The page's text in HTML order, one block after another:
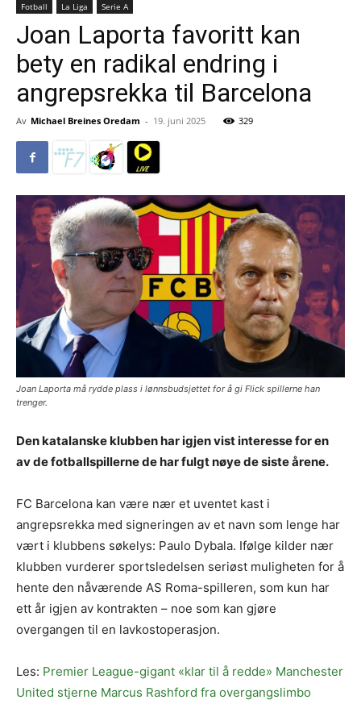
Fotball La Liga Serie A
Joan Laporta favoritt kan
bety en radikal endring i
angrepsrekka til Barcelona
Av Michael Breines Oredam - 19. juni 2025 329
Joan Laporta må rydde plass i lønnsbudsjettet for å gi Flick spillerne han
trenger.
Den katalanske klubben har igjen vist interesse for en
av de fotballspillerne de har fulgt nøye de siste årene.
FC Barcelona kan være nær et uventet kast i
angrepsrekka med signeringen av et navn som lenge har
vært i klubbens søkelys: Paulo Dybala. Ifølge kilder nær
klubben vurderer sportsledelsen seriøst muligheten for å
hente den nåværende AS Roma-spilleren, som kun har
ett år igjen av kontrakten – noe som kan gjøre
overgangen til en lavkostoperasjon.
Les: Premier League-gigant «klar til å redde» Manchester
United stjerne Marcus Rashford fra overgangslimbo